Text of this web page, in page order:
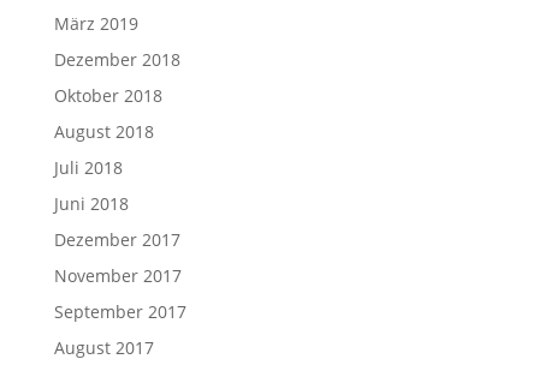
März 2019
Dezember 2018
Oktober 2018
August 2018
Juli 2018
Juni 2018
Dezember 2017
November 2017
September 2017
August 2017